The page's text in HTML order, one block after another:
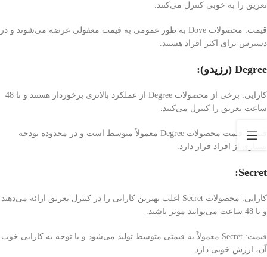
تعریق را به خوبی کنترل می‌کنند.
قیمت: محصولات Dove به طور عمومی به قیمت معقولی عرضه می‌شوند و در
دسترس برای اکثر افراد هستند.
Degree (رزیدو):
کارایی: برخی از محصولات Degree از عملکرد بالاتری برخوردار هستند و تا 48
ساعت تعریق را کنترل می‌کنند.
قیمت: قیمت محصولات Degree معمولاً متوسط است و در محدوده بودجه
بسیاری از افراد قرار دارد.
Secret:
کارایی: محصولات Secret اغلب بهترین کارایی را در کنترل تعریق ارائه می‌دهند
و تا 48 ساعت می‌توانند موثر باشند.
قیمت: Secret معمولاً به قیمتی متوسط تولید می‌شود و با توجه به کارایی خوب
آن، ارزش خوبی دارد.